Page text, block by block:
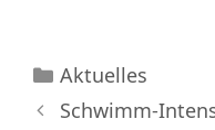
Kategorien
Aktuelles
Schwimm-